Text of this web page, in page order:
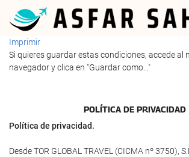
Imprimir
Si quieres guardar estas condiciones, accede al
navegador y clica en "Guardar como..."
POLÍTICA DE PRIVACIDAD
Política de privacidad.
Desde TOR GLOBAL TRAVEL (CICMA nº 3750),